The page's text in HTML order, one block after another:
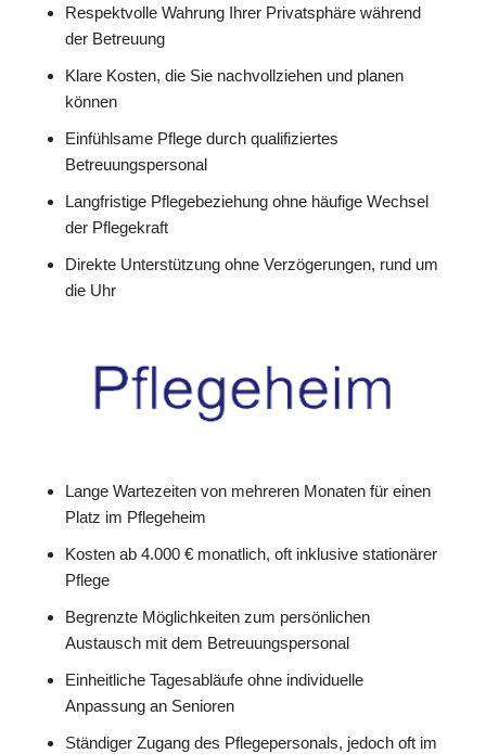
Respektvolle Wahrung Ihrer Privatsphäre während
der Betreuung
Klare Kosten, die Sie nachvollziehen und planen
können
Einfühlsame Pflege durch qualifiziertes
Betreuungspersonal
Langfristige Pflegebeziehung ohne häufige Wechsel
der Pflegekraft
Direkte Unterstützung ohne Verzögerungen, rund um
die Uhr
Lange Wartezeiten von mehreren Monaten für einen
Platz im Pflegeheim
Kosten ab 4.000 € monatlich, oft inklusive stationärer
Pflege
Begrenzte Möglichkeiten zum persönlichen
Austausch mit dem Betreuungspersonal
Einheitliche Tagesabläufe ohne individuelle
Anpassung an Senioren
Ständiger Zugang des Pflegepersonals, jedoch oft im